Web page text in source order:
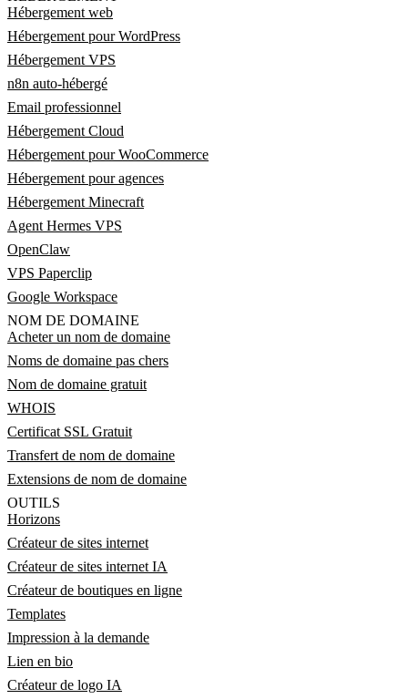
Hébergement web
Hébergement pour WordPress
Hébergement VPS
n8n auto-hébergé
Email professionnel
Hébergement Cloud
Hébergement pour WooCommerce
Hébergement pour agences
Hébergement Minecraft
Agent Hermes VPS
OpenClaw
VPS Paperclip
Google Workspace
NOM DE DOMAINE
Acheter un nom de domaine
Noms de domaine pas chers
Nom de domaine gratuit
WHOIS
Certificat SSL Gratuit
Transfert de nom de domaine
Extensions de nom de domaine
OUTILS
Horizons
Créateur de sites internet
Créateur de sites internet IA
Créateur de boutiques en ligne
Templates
Impression à la demande
Lien en bio
Créateur de logo IA